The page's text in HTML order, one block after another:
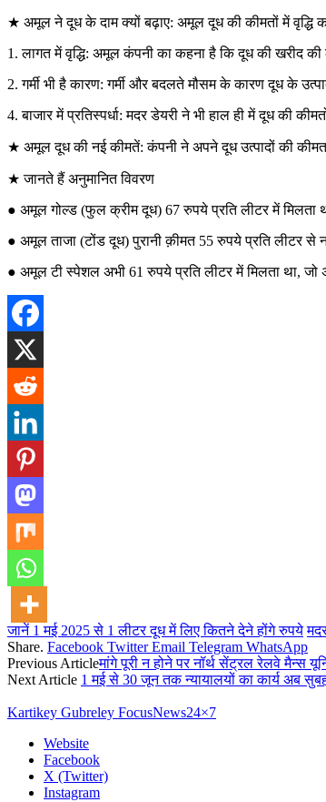
★ अमूल ने दूध के दाम क्यों बढ़ाए: अमूल दूध की कीमतों में
1. लागत में वृद्धि: अमूल कंपनी का कहना है कि दूध की खरीद
2. गर्मी भी है कारण: गर्मी और बदलते मौसम के कारण दूध के
4. बाजार में प्रतिस्पर्धा: मदर डेयरी ने भी हाल ही में दूध की
★ अमूल दूध की नई कीमतें: कंपनी ने अपने दूध उत्पादों की
★ जानते हैं अनुमानित विवरण
● अमूल गोल्ड (फुल क्रीम दूध) 67 रुपये प्रति लीटर में मिलता
● अमूल ताजा (टोंड दूध) पुरानी क़ीमत 55 रुपये प्रति लीटर से
● अमूल टी स्पेशल अभी 61 रुपये प्रति लीटर में मिलता था, जो
जानें 1 मई 2025 से 1 लीटर दूध में लिए कितने देने होंगे रुपये
Share. Facebook Twitter Email Telegram WhatsApp
Previous Articleमांगे पूरी न होने पर नॉर्थ सेंट्रल रेलवे मैन्स
Next Article 1 मई से 30 जून तक न्यायालयों का कार्य अब
Kartikey Gubreley FocusNews24×7
Website
Facebook
X (Twitter)
Instagram